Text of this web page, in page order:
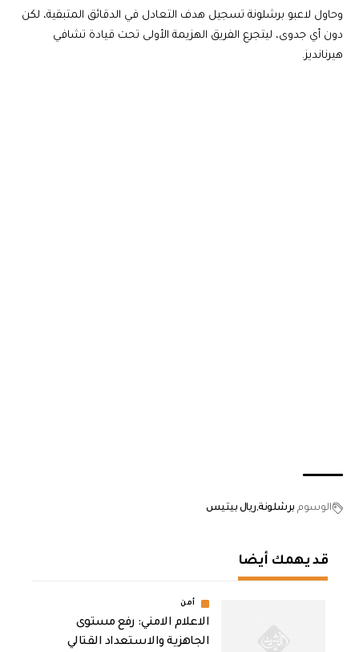
وحاول لاعبو برشلونة تسجيل هدف التعادل في الدقائق المتبقية، لكن
دون أي جدوى، ليتجرع الفريق الهزيمة الأولى تحت قيادة تشافي
هيرنانديز.
الوسوم برشلونة ريال بيتيس
قد يهمك أيضا
أمن
الاعلام الامني: رفع مستوى
الجاهزية والاستعداد القتالي